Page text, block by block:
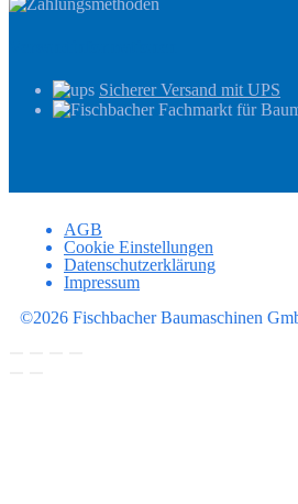
Sicherer Versand mit UPS
AGB
Cookie Einstellungen
Datenschutzerklärung
Impressum
©2026 Fischbacher Baumaschinen